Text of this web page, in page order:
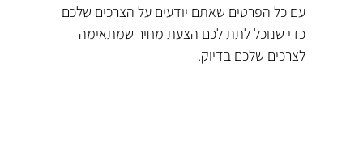
עם כל הפרטים שאתם יודעים על הצרכים שלכם
כדי שנוכל לתת לכם הצעת מחיר שמתאימה
לצרכים שלכם בדיוק.